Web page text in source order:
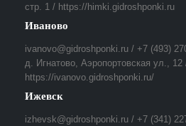
стр. 1 / https://himki.gidroshponki.ru
Иваново
ivanovo@gidroshponki.ru / +7 (493)
д. Игнатово, Аэропортовская ул., 12
https://ivanovo.gidroshponki.ru/
Ижевск
izhevsk@gidroshponki.ru / +7 (341)